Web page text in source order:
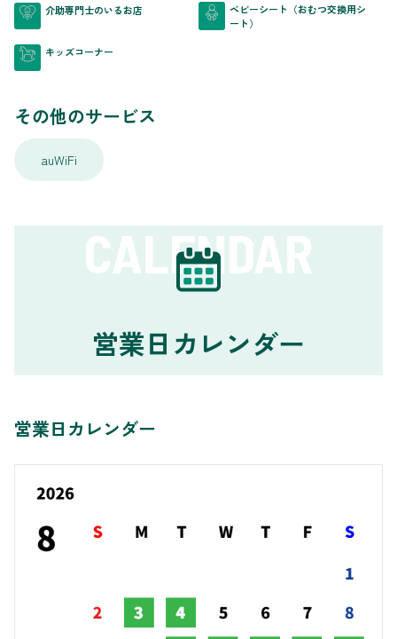
介助専門士のいるお店
ベビーシート（おむつ交換用シ
ート）
キッズコーナー
その他のサービス
auWiFi
CALENDAR
営業日カレンダー
営業日カレンダー